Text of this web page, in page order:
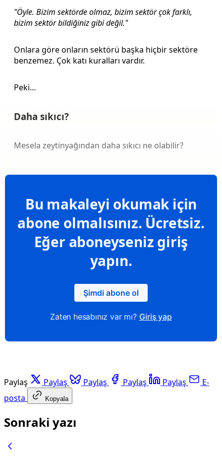
"Öyle. Bizim sektörde olmaz, bizim sektör çok farklı,
bizim sektör bildiğiniz gibi değil."
Onlara göre onların sektörü başka hiçbir sektöre
benzemez. Çok katı kuralları vardır.
Peki…
Daha sıkıcı?
Mesela zeytinyağından daha sıkıcı ne olabilir?
Bu makaleyi okumak için
abone olmalısınız. Ücretsiz.
Eğer aboneyseniz giriş
yapın.
Şimdi abone ol
Zaten hesabınız var mı? Giriş yap
Paylaş Paylaş Paylaş Paylaş Paylaş
E-
posta
Kopyala
Sonraki yazı